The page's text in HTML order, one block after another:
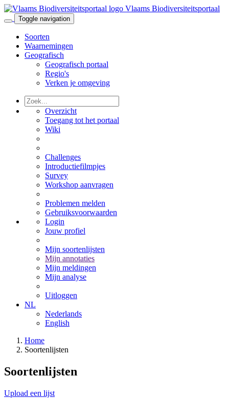
Vlaams Biodiversiteitsportaal
Toggle navigation
Soorten
Waarnemingen
Geografisch
Geografisch portaal
Regio's
Verken je omgeving
Overzicht
Toegang tot het portaal
Wiki
Challenges
Introductiefilmpjes
Survey
Workshop aanvragen
Problemen melden
Gebruiksvoorwaarden
Login
Jouw profiel
Mijn soortenlijsten
Mijn annotaties
Mijn meldingen
Mijn analyse
Uitloggen
NL
Nederlands
English
Home
Soortenlijsten
Soortenlijsten
Upload een lijst